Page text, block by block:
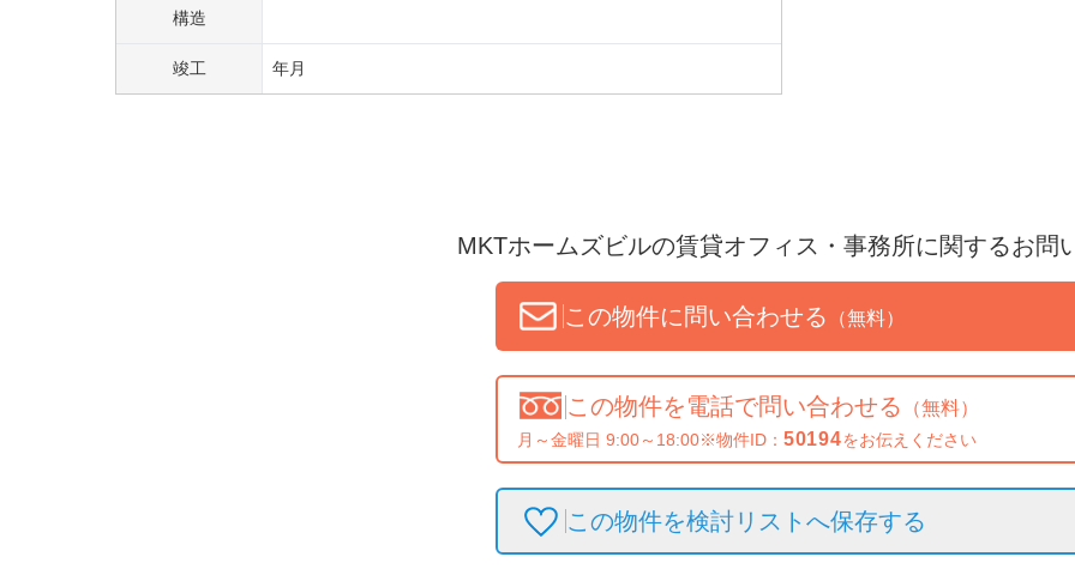
構造
竣工 年月
MKTホームズビルの賃貸オフィス・事務所に関するお問
この物件に問い合わせる （無料）
この物件を電話で問い合わせる （無料）
月～金曜日 9:00～18:00※物件ID： 50194をお伝えください
この物件を検討リストへ保存する